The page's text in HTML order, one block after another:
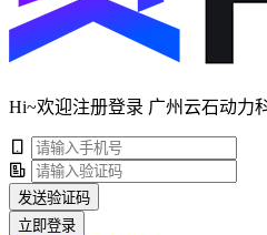
Hi~欢迎注册登录 广州云石动力
发送验证码
立即登录